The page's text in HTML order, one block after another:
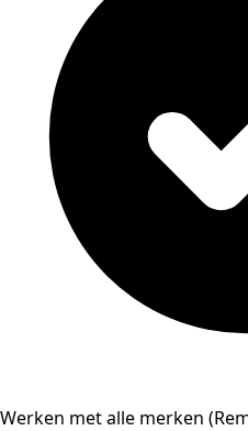
Werken met alle merken